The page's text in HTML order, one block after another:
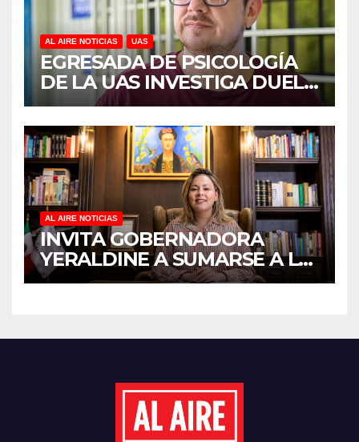
AL AIRE NOTICIAS UAS
EGRESADA DE PSICOLOGÍA
DE LA UAS INVESTIGA DUELO
ANTICIPADO Y SOBRECARGA
EN CUIDADORES DE
ADULTOS MAYORES
AL AIRE NOTICIAS
INVITA GOBERNADORA
YERALDINE A SUMARSE A LA
JORNADA NACIONAL DE
DE ÁRBOLES